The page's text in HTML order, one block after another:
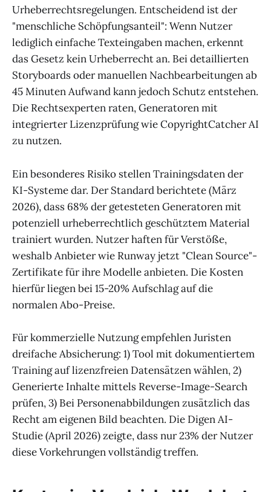
Urheberrechtsregelungen. Entscheidend ist der
"menschliche Schöpfungsanteil": Wenn Nutzer
lediglich einfache Texteingaben machen, erkennt
das Gesetz kein Urheberrecht an. Bei detaillierten
Storyboards oder manuellen Nachbearbeitungen ab
45 Minuten Aufwand kann jedoch Schutz entstehen.
Die Rechtsexperten raten, Generatoren mit
integrierter Lizenzprüfung wie CopyrightCatcher AI
zu nutzen.
Ein besonderes Risiko stellen Trainingsdaten der
KI-Systeme dar. Der Standard berichtete (März
2026), dass 68% der getesteten Generatoren mit
potenziell urheberrechtlich geschütztem Material
trainiert wurden. Nutzer haften für Verstöße,
weshalb Anbieter wie Runway jetzt "Clean Source"-
Zertifikate für ihre Modelle anbieten. Die Kosten
hierfür liegen bei 15-20% Aufschlag auf die
normalen Abo-Preise.
Für kommerzielle Nutzung empfehlen Juristen
dreifache Absicherung: 1) Tool mit dokumentiertem
Training auf lizenzfreien Datensätzen wählen, 2)
Generierte Inhalte mittels Reverse-Image-Search
prüfen, 3) Bei Personenabbildungen zusätzlich das
Recht am eigenen Bild beachten. Die Digen AI-
Studie (April 2026) zeigte, dass nur 23% der Nutzer
diese Vorkehrungen vollständig treffen.